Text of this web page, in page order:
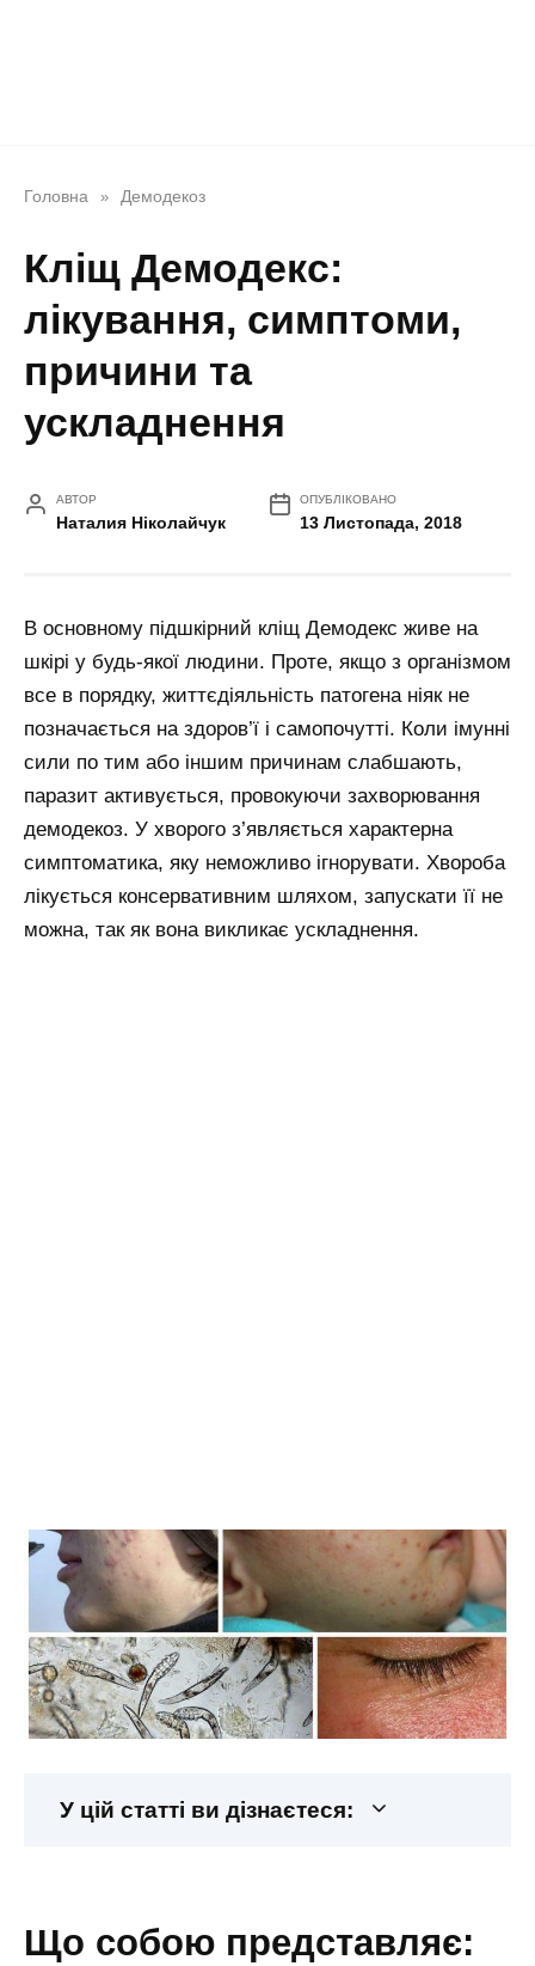
Головна » Демодекоз
Кліщ Демодекс:
лікування, симптоми,
причини та
ускладнення
АВТОР
Наталия Ніколайчук
ОПУБЛІКОВАНО
13 Листопада, 2018
В основному підшкірний кліщ Демодекс живе на
шкірі у будь-якої людини. Проте, якщо з організмом
все в порядку, життєдіяльність патогена ніяк не
позначається на здоров’ї і самопочутті. Коли імунні
сили по тим або іншим причинам слабшають,
паразит активується, провокуючи захворювання
демодекоз. У хворого з’являється характерна
симптоматика, яку неможливо ігнорувати. Хвороба
лікується консервативним шляхом, запускати її не
можна, так як вона викликає ускладнення.
У цій статті ви дізнаєтеся:
що собою представляє: